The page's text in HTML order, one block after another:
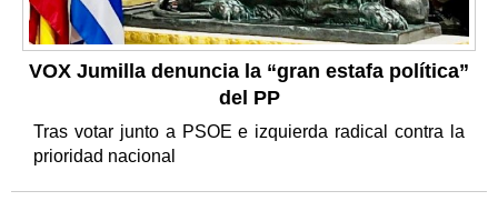
VOX Jumilla denuncia la “gran estafa política”
del PP
Tras votar junto a PSOE e izquierda radical contra la
prioridad nacional